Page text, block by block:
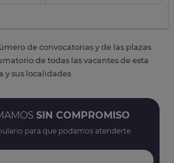
de convocatorias y de las plazas
de todas las vacantes de esta
y sus localidades
SIN COMPROMISO
para que podamos atenderte